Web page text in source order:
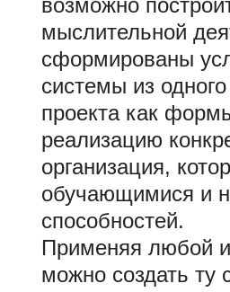
возможно
мыслительной
сформированы
системы из
проекта как
реализацию
организация,
обучающимися и
способностей.
Применяя любой
можно создать ту